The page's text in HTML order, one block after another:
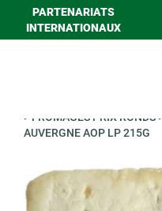
PARTENARIATS
INTERNATIONAUX
> FROMAGES PRIX RONDS>
AUVERGNE AOP LP 215G